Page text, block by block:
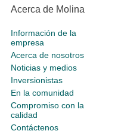
Acerca de Molina
Información de la
empresa
Acerca de nosotros
Noticias y medios
Inversionistas
En la comunidad
Compromiso con la
calidad
Contáctenos